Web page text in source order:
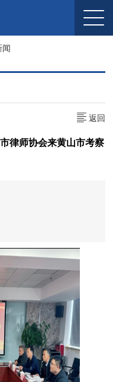
闻
返回
律师协会来黄山市考察